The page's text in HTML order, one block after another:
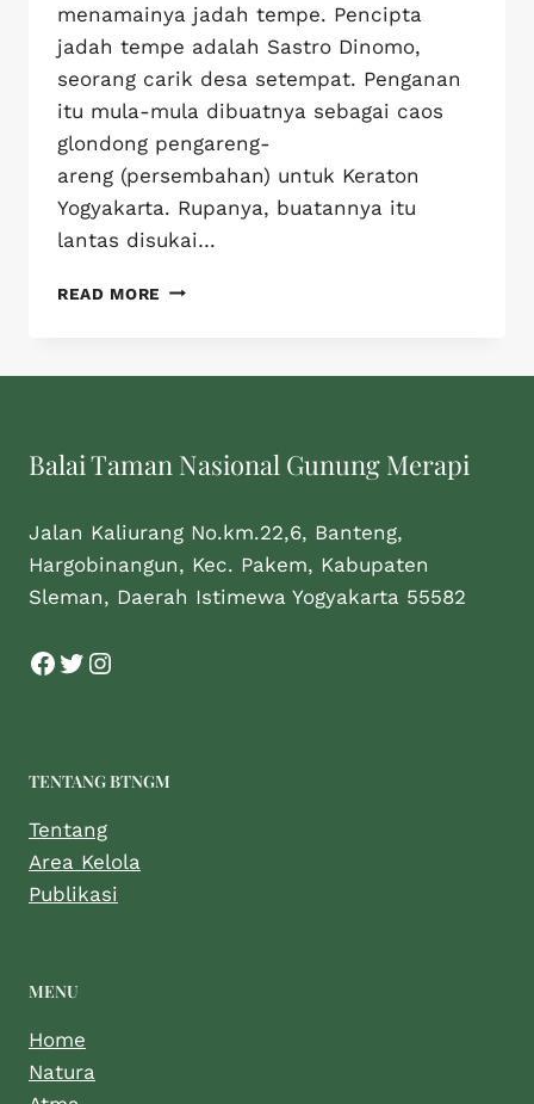
menamainya jadah tempe. Pencipta
jadah tempe adalah Sastro Dinomo,
seorang carik desa setempat. Penganan
itu mula-mula dibuatnya sebagai caos
glondong pengareng-
areng (persembahan) untuk Keraton
Yogyakarta. Rupanya, buatannya itu
lantas disukai…
READ MORE
Balai Taman Nasional Gunung Merapi
Jalan Kaliurang No.km.22,6, Banteng,
Hargobinangun, Kec. Pakem, Kabupaten
Sleman, Daerah Istimewa Yogyakarta 55582
TENTANG BTNGM
Tentang
Area Kelola
Publikasi
MENU
Home
Natura